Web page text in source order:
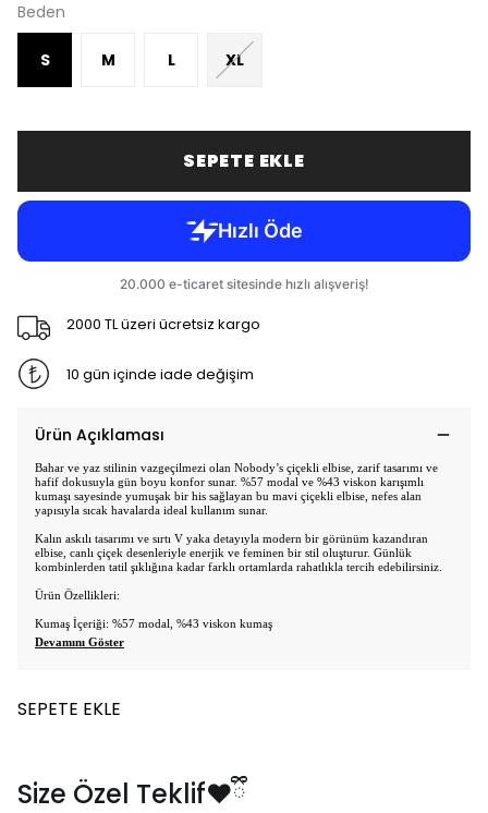
Beden
S M L XL
SEPETE EKLE
2000 TL üzeri ücretsiz kargo
10 gün içinde iade değişim
Ürün Açıklaması
Bahar ve yaz stilinin vazgeçilmezi olan Nobody’s çiçekli elbise, zarif tasarımı ve
hafif dokusuyla gün boyu konfor sunar. %57 modal ve %43 viskon karışımlı
kumaşı sayesinde yumuşak bir his sağlayan bu mavi çiçekli elbise, nefes alan
yapısıyla sıcak havalarda ideal kullanım sunar.
Kalın askılı tasarımı ve sırtı V yaka detayıyla modern bir görünüm kazandıran
elbise, canlı çiçek desenleriyle enerjik ve feminen bir stil oluşturur. Günlük
kombinlerden tatil şıklığına kadar farklı ortamlarda rahatlıkla tercih edebilirsiniz.
Ürün Özellikleri:
Kumaş İçeriği: %57 modal, %43 viskon kumaş
Devamını Göster
SEPETE EKLE
Size Özel Teklif❤️ྀི